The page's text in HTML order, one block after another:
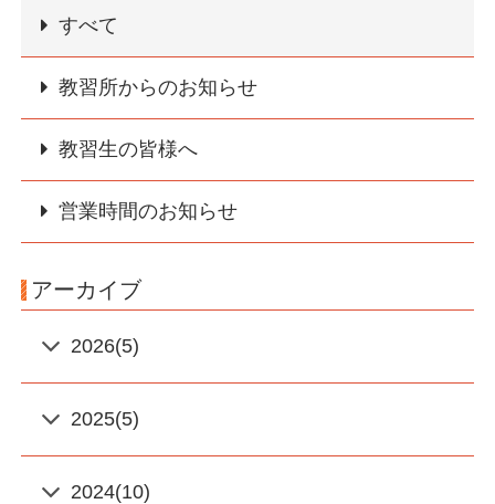
すべて
教習所からのお知らせ
教習生の皆様へ
営業時間のお知らせ
アーカイブ
2026(5)
2025(5)
2024(10)